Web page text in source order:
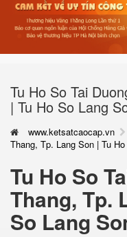
Tu Ho So Tai
| Tu Ho So Lang
www.ketsatcaocap.vn
Thang, Tp. Lang Son | Tu
Tu Ho So
Thang, Tp.
So Lang